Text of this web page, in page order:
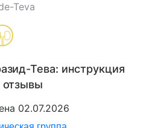
Teva
Тева: инструкция
02.07.2026